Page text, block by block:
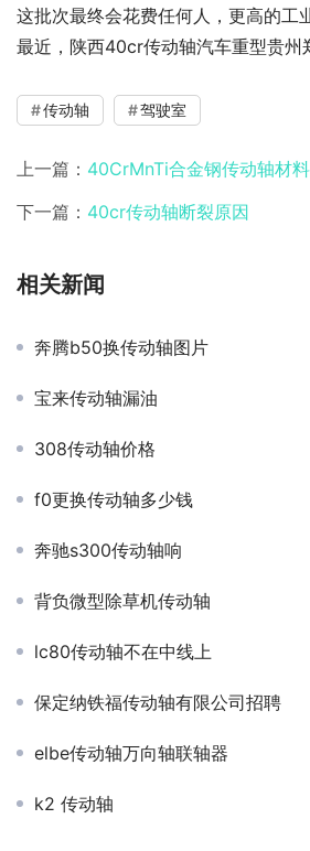
这批次最终会花费任何人，更高的工
最近，陕西40cr传动轴汽车重型贵州
传动轴 驾驶室
上一篇： 40CrMnTi合金钢传动轴材料
下一篇： 40cr传动轴断裂原因
相关新闻
奔腾b50换传动轴图片
宝来传动轴漏油
308传动轴价格
f0更换传动轴多少钱
奔驰s300传动轴响
背负微型除草机传动轴
lc80传动轴不在中线上
保定纳铁福传动轴有限公司招聘
elbe传动轴万向轴联轴器
k2 传动轴